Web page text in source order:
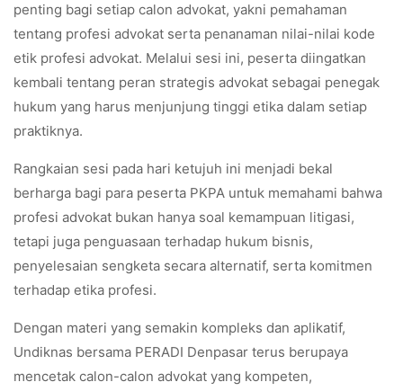
penting bagi setiap calon advokat, yakni pemahaman
tentang profesi advokat serta penanaman nilai-nilai kode
etik profesi advokat. Melalui sesi ini, peserta diingatkan
kembali tentang peran strategis advokat sebagai penegak
hukum yang harus menjunjung tinggi etika dalam setiap
praktiknya.
Rangkaian sesi pada hari ketujuh ini menjadi bekal
berharga bagi para peserta PKPA untuk memahami bahwa
profesi advokat bukan hanya soal kemampuan litigasi,
tetapi juga penguasaan terhadap hukum bisnis,
penyelesaian sengketa secara alternatif, serta komitmen
terhadap etika profesi.
Dengan materi yang semakin kompleks dan aplikatif,
Undiknas bersama PERADI Denpasar terus berupaya
mencetak calon-calon advokat yang kompeten,